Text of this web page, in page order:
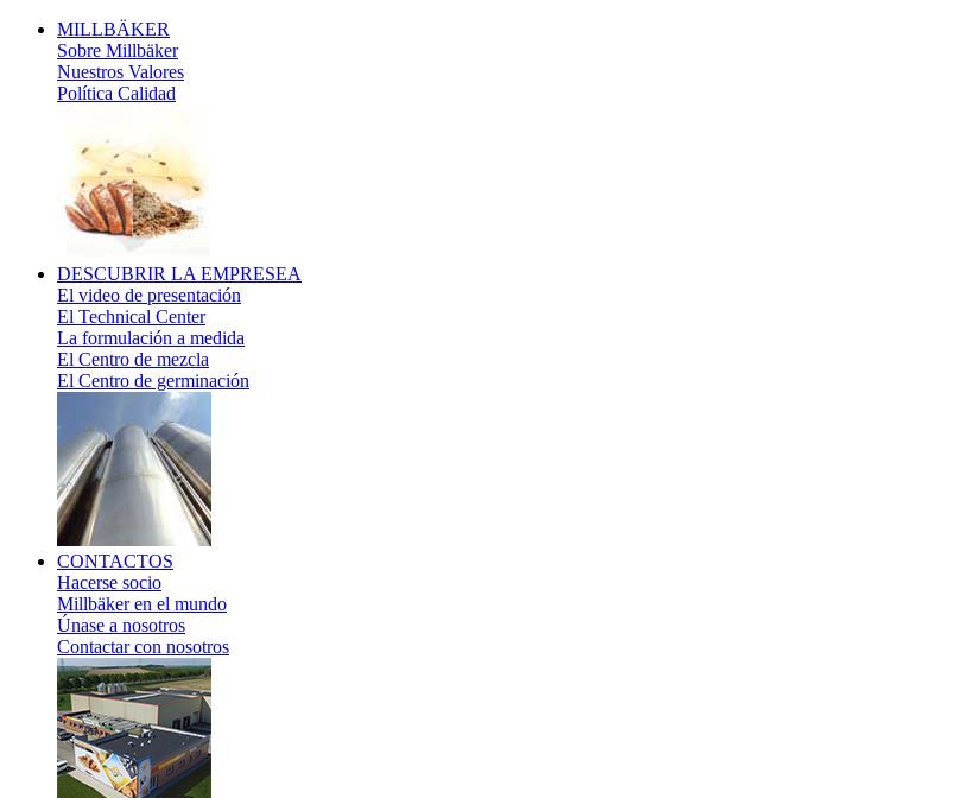
MILLBÄKER
Sobre Millbäker
Nuestros Valores
Política Calidad
DESCUBRIR LA EMPRESEA
El video de presentación
El Technical Center
La formulación a medida
El Centro de mezcla
El Centro de germinación
CONTACTOS
Hacerse socio
Millbäker en el mundo
Únase a nosotros
Contactar con nosotros